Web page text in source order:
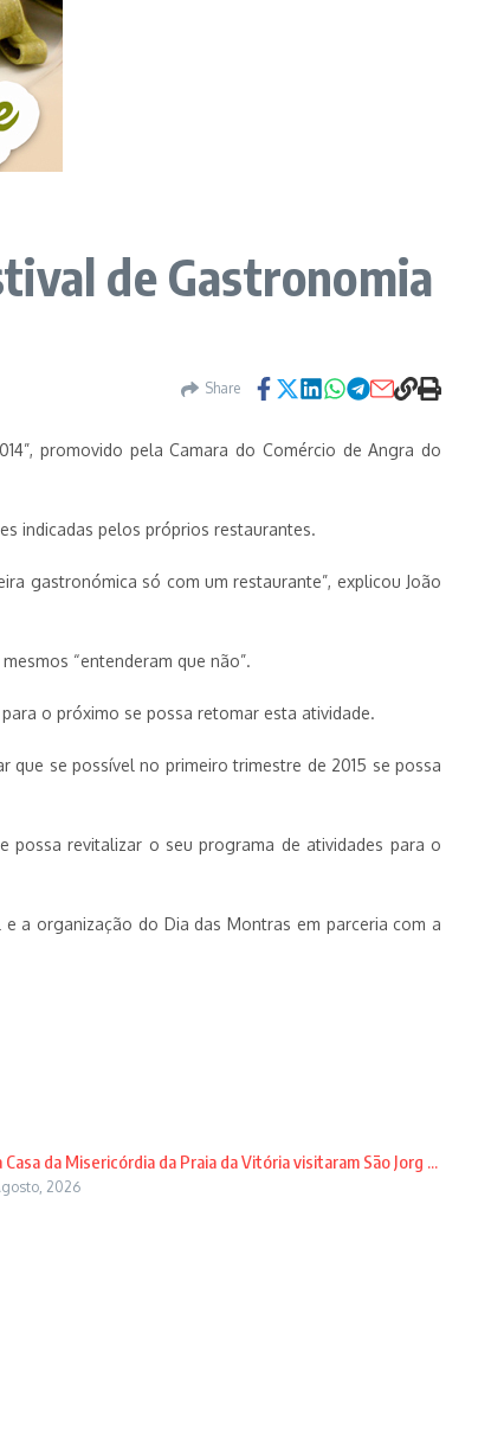
de Gastronomia
Share
promovido pela Camara do Comércio de Angra do
indicadas pelos próprios restaurantes.
gastronómica só com um restaurante”, explicou João
“entenderam que não”.
o próximo se possa retomar esta atividade.
se possível no primeiro trimestre de 2015 se possa
possa revitalizar o seu programa de atividades para o
a organização do Dia das Montras em parceria com a
Casa da Misericórdia da Praia da Vitória visitaram São Jorg ...
2026